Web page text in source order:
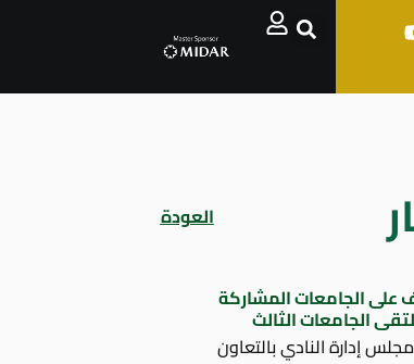
العودة
على الجامعات المشاركة
الجامعات الثالث
إدارة النادي بالتعاون